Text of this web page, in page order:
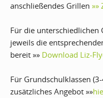
anschließendes Grillen »»
Für die unterschiedlichen
jeweils die
bereit »» Download Liz-
Für Grundschulklassen
zusätzliches Angebot »»